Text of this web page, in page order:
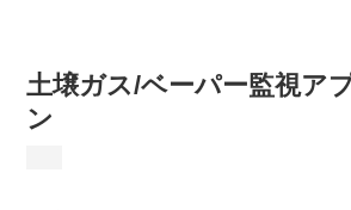
土壌ガス/ベーパー監視ア
ン